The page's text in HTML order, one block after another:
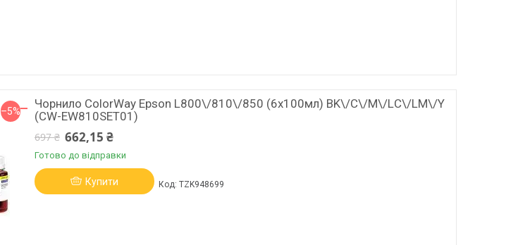
–5%
Чорнило ColorWay Epson L800\/810\/850 (6x100мл) BK\/С\/M\/LС\/LM\/Y
(CW-EW810SET01)
697 ₴ 662,15 ₴
Готово до відправки
Купити TZK948699